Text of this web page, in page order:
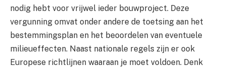
nodig hebt voor vrijwel ieder bouwproject. Deze
vergunning omvat onder andere de toetsing aan het
bestemmingsplan en het beoordelen van eventuele
milieueffecten. Naast nationale regels zijn er ook
Europese richtlijnen waaraan je moet voldoen. Denk